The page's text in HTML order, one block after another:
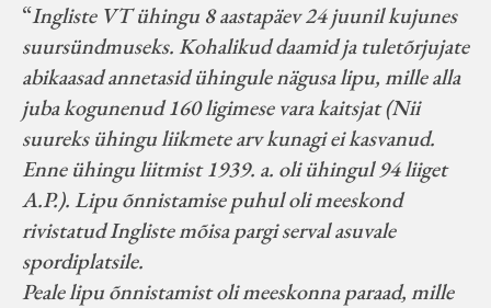
“Ingliste VT ühingu 8 aastapäev 24 juunil kujunes
suursündmuseks. Kohalikud daamid ja tuletõrjujate
abikaasad annetasid ühingule nägusa lipu, mille alla
juba kogunenud 160 ligimese vara kaitsjat (Nii
suureks ühingu liikmete arv kunagi ei kasvanud.
Enne ühingu liitmist 1939. a. oli ühingul 94 liiget
A.P.). Lipu õnnistamise puhul oli meeskond
rivistatud Ingliste mõisa pargi serval asuvale
spordiplatsile.
Peale lipu õnnistamist oli meeskonna paraad, mille